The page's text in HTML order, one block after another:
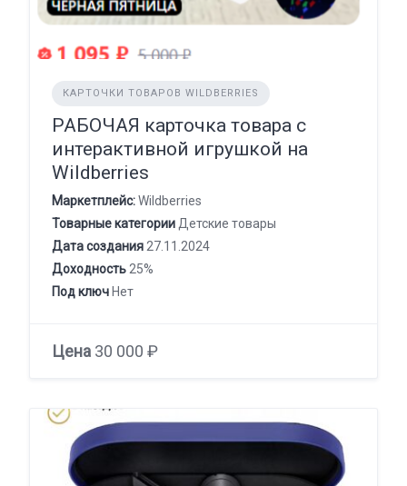
КАРТОЧКИ ТОВАРОВ WILDBERRIES
РАБОЧАЯ карточка товара с
интерактивной игрушкой на
Wildberries
Маркетплейс:Wildberries
Товарные категории Детские товары
Дата создания 27.11.2024
Доходность 25%
Под ключ Нет
Цена 30 000 ₽